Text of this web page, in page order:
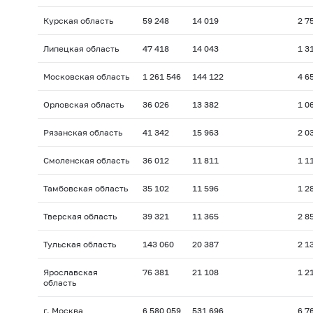
Курская область 59 248 14 019 2
Липецкая область 47 418 14 043 1
Московская область 1 261 546 144 122 4
Орловская область 36 026 13 382 1
Рязанская область 41 342 15 963 2
Смоленская область 36 012 11 811 1
Тамбовская область 35 102 11 596 1
Тверская область 39 321 11 365 2
Тульская область 143 060 20 387 2
Ярославская
область
76 381 21 108 1
г. Москва 6 580 059 531 696 6